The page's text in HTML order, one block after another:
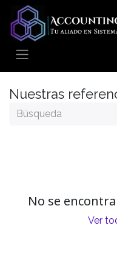
Ir al contenido
Nuestras
No se
Ver